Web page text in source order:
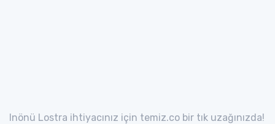
Inönü Lostra ihtiyacınız için temiz.co bir tık uzağınızda!